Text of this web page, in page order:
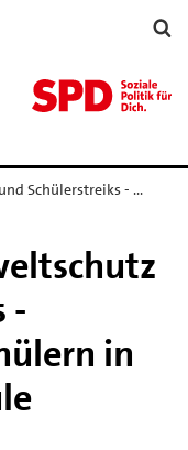
Schülerstreiks - …
-
in